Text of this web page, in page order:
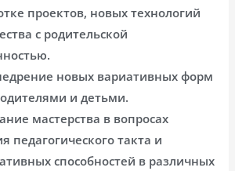
проектов, новых технологий
с родительской
новых вариативных форм
и детьми.
мастерства в вопросах
педагогического такта и
способностей в различных